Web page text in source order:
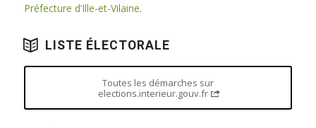
Préfecture d’Ille-et-Vilaine.
LISTE ÉLECTORALE
Toutes les démarches sur
elections.interieur.gouv.fr